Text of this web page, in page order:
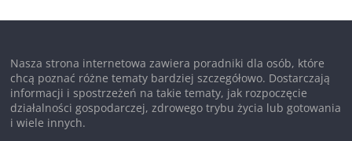
Nasza strona internetowa zawiera poradniki dla osób, które
chcą poznać różne tematy bardziej szczegółowo. Dostarczają
informacji i spostrzeżeń na takie tematy, jak rozpoczęcie
działalności gospodarczej, zdrowego trybu życia lub gotowania
i wiele innych.